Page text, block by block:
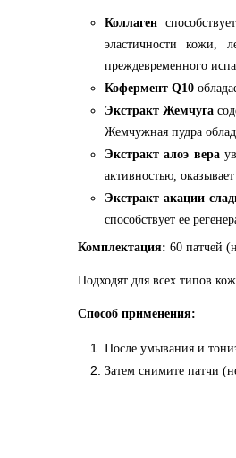
Коллаген
эластичности кожи,
преждевременного
Кофермент Q10
Экстракт Жемчуга
Жемчужная пудра
Экстракт алоэ вера
активностью,
Экстракт акации
способствует ее
Комплектация: 60 патчей
Подходят для всех типов
Способ применения:
После умывания и
Затем снимите патчи